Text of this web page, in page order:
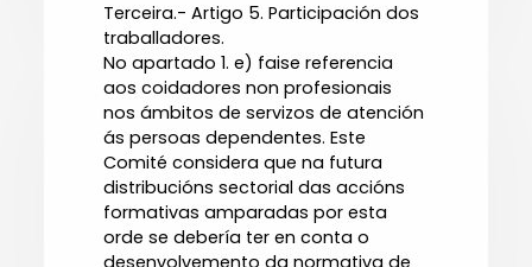
Terceira.- Artigo 5. Participación dos
traballadores.
No apartado 1. e) faise referencia
aos coidadores non profesionais
nos ámbitos de servizos de atención
ás persoas dependentes. Este
Comité considera que na futura
distribucións sectorial das accións
formativas amparadas por esta
orde se debería ter en conta o